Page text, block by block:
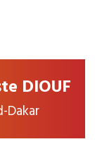
DIOUF
Dakar